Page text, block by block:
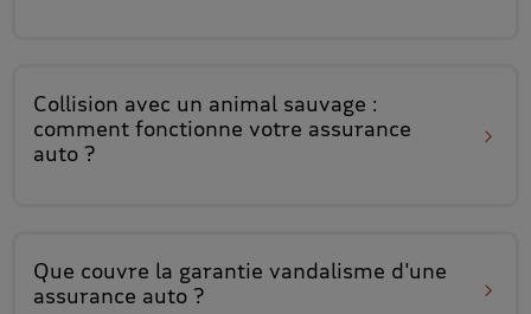
Collision avec un animal sauvage :
comment fonctionne votre assurance
auto ?
Que couvre la garantie vandalisme d'une
assurance auto ?